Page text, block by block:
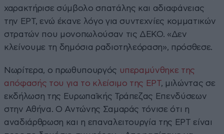
χαρακτήρισε σύμβολο σπατάλης και αδιαφάνειας
την ΕΡΤ, ενώ έκανε λόγο για συντεχνίες κομματικών
στρατών που μονοπωλούσαν τις ΔΕΚΟ. «Δεν
κλείνουμε τη δημόσια ραδιοτηλεόραση», πρόσθεσε.
Νωρίτερα, ο πρωθυπουργός υπεραμύνθηκε της
απόφασής του για το κλείσιμο της ΕΡΤ, μιλώντας σε
εκδήλωση της Ευρωπαϊκής Τράπεζας Επενδύσεων
στην Αθήνα. Ο Αντώνης Σαμαράς τόνισε ότι η
αναδιάρθρωση και η επαναλειτουργία της ΕΡΤ είναι